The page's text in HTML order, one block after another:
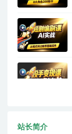
站长简介